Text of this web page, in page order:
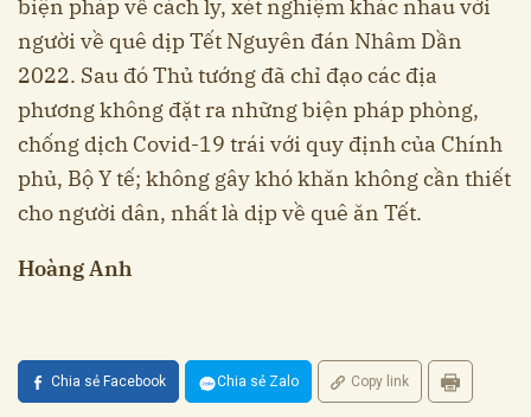
biện pháp về cách ly, xét nghiệm khác nhau với
người về quê dịp Tết Nguyên đán Nhâm Dần
2022. Sau đó Thủ tướng đã chỉ đạo các địa
phương không đặt ra những biện pháp phòng,
chống dịch Covid-19 trái với quy định của Chính
phủ, Bộ Y tế; không gây khó khăn không cần thiết
cho người dân, nhất là dịp về quê ăn Tết.
Hoàng Anh
Chia sẻ Facebook Chia sẻ Zalo Copy link